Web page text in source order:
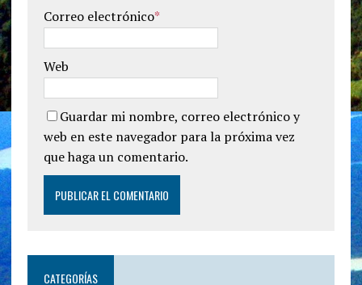
Correo electrónico*
Web
Guardar mi nombre, correo electrónico y
web en este navegador para la próxima vez
que haga un comentario.
CATEGORÍAS